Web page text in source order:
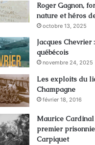
Roger Gagnon,
nature et héros
octobre 13, 2025
Jacques Chevrier
québécois
novembre 24, 2025
Les exploits du
Champagne
février 18, 2016
Maurice
premier
Carpiquet